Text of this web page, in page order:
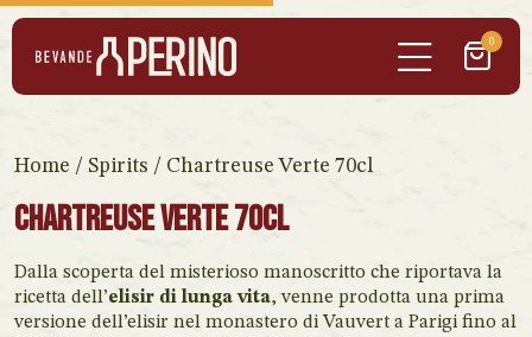
0
Home / Spirits / Chartreuse Verte 70cl
Chartreuse Verte 70cl
Dalla scoperta del misterioso manoscritto che riportava la
ricetta dell’elisir di lunga vita, venne prodotta una prima
versione dell’elisir nel monastero di Vauvert a Parigi fino al